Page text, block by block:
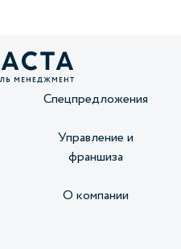
Спецпредложения
Управление и
франшиза
О компании